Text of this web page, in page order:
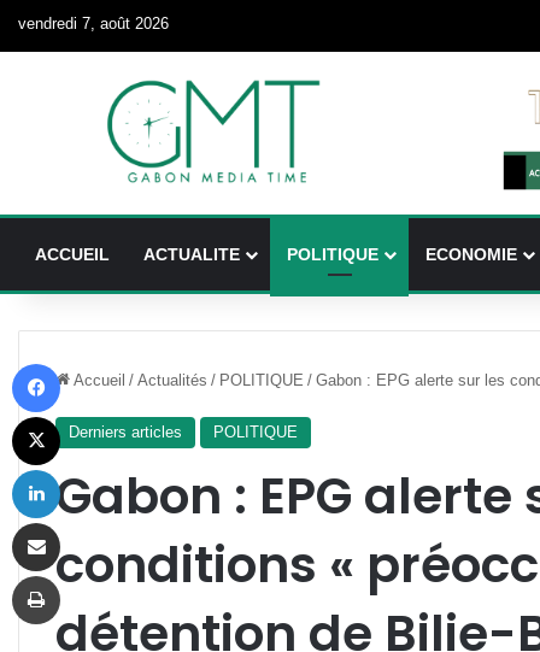
vendredi 7, août 2026
ACCUEIL ACTUALITE POLITIQUE ECONOMIE
Accueil / Actualités / POLITIQUE / Gabon : EPG alerte sur les
Derniers articles POLITIQUE
Gabon : EPG alerte
conditions «
détention de Bilie-
X
Imprimer